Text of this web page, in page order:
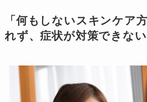
「何もしないスキンケア
れず、症状が対策できな